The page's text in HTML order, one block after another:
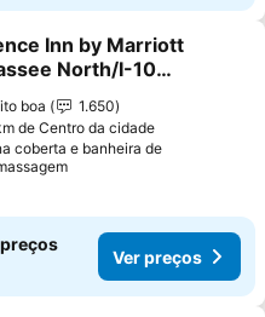
aos favoritos
Inn by Marriott
North/I-10
Circle
boa
1.650
de Centro da cidade
coberta e banheira de
Ver preços